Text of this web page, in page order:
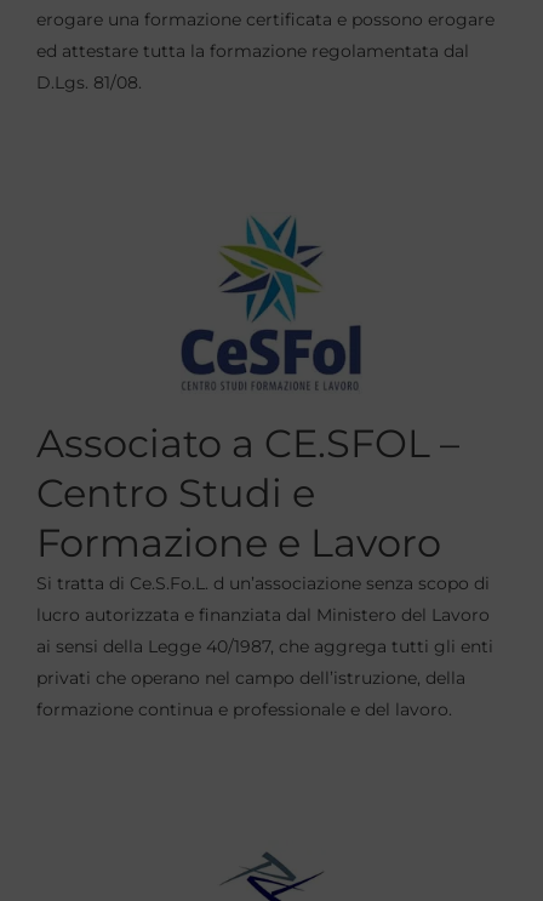
erogare una formazione certificata e possono erogare
ed attestare tutta la formazione regolamentata dal
D.Lgs. 81/08.
Associato a CE.SFOL –
Centro Studi e
Formazione e Lavoro
Si tratta di Ce.S.Fo.L. d un’associazione senza scopo di
lucro autorizzata e finanziata dal Ministero del Lavoro
ai sensi della Legge 40/1987, che aggrega tutti gli enti
privati che operano nel campo dell’istruzione, della
formazione continua e professionale e del lavoro.